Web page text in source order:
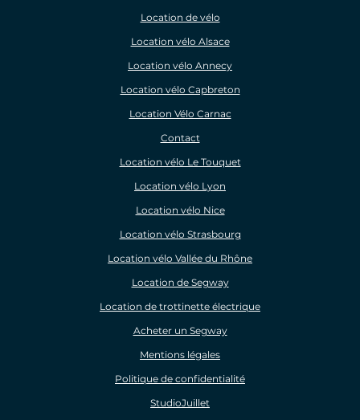
Location de vélo
Location vélo Alsace
Location vélo Annecy
Location vélo Capbreton
Location Vélo Carnac
Contact
Location vélo Le Touquet
Location vélo Lyon
Location vélo Nice
Location vélo Strasbourg
Location vélo Vallée du Rhône
Location de Segway
Location de trottinette électrique
Acheter un Segway
Mentions légales
Politique de confidentialité
StudioJuillet